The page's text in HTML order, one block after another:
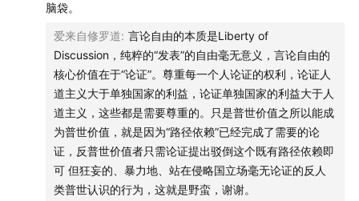
脑袋。
爱来自修罗道: 言论自由的本质是Liberty of
Discussion，纯粹的“发表”的自由毫无意义，言论自由的
核心价值在于“论证”。尊重每一个人论证的权利，论证人
道主义大于单独国家的利益，论证单独国家的利益大于人
道主义，这些都是需要尊重的。只是普世价值之所以能成
为普世价值，就是因为“路径依赖”已经完成了需要的论
证，反普世价值者只需论证提出驳倒这个既有路径依赖即
可 但狂妄的、暴力地、站在侵略国立场毫无论证的反人
类普世认识的行为，这就是野蛮，谢谢。